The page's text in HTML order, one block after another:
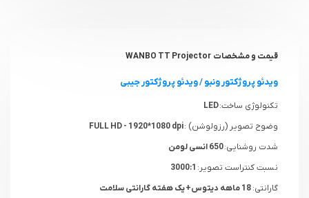
قیمت و مشخصات
ویدئو پروژکتور ونبو/ویدئو پروژکتور جیبی
تکنولوژی ساخت:LED
وضوح تصویر (رزولوشن) :
شدت روشنایی:650 انسی لومن
نسبت کنتراست تصویر:
گارانتی: